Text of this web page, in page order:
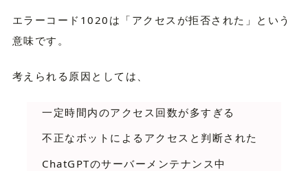
エラーコード1020は「アクセスが拒否された」という
意味です。
考えられる原因としては、
一定時間内のアクセス回数が多すぎる
不正なボットによるアクセスと判断された
ChatGPTのサーバーメンテナンス中